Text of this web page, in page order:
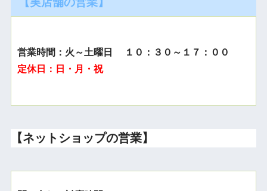
営業時間：火～土曜日 １０：３０～１７：００
定休日：日・月・祝
【ネットショップの営業】